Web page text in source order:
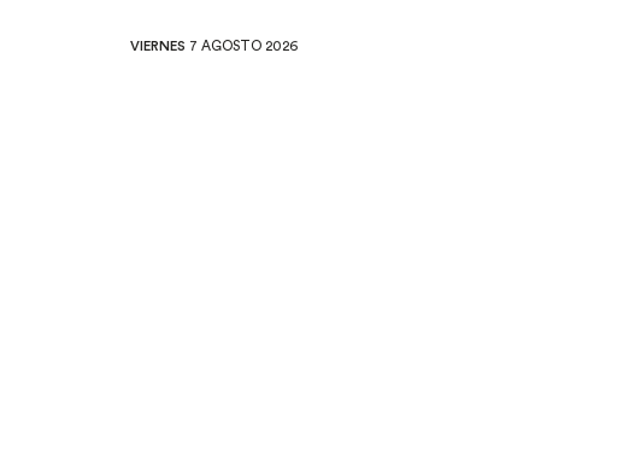
VIERNES 7 AGOSTO 2026